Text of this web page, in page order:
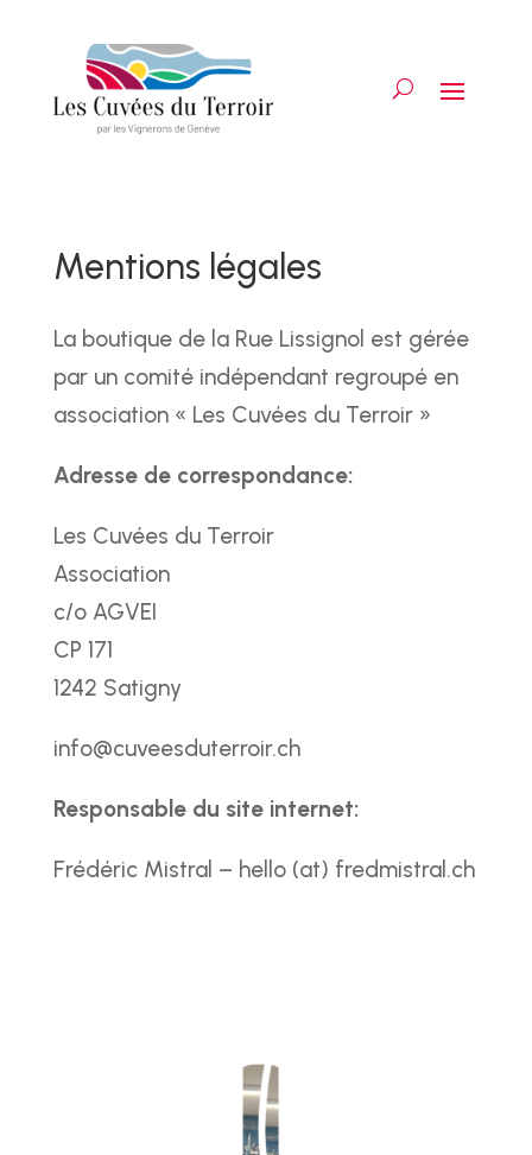
Mentions légales
La boutique de la Rue Lissignol est gérée
par un comité indépendant regroupé en
association « Les Cuvées du Terroir »
Adresse de correspondance:
Les Cuvées du Terroir
Association
c/o AGVEI
CP 171
1242 Satigny
info@cuveesduterroir.ch
Responsable du site internet:
Frédéric Mistral – hello (at) fredmistral.ch